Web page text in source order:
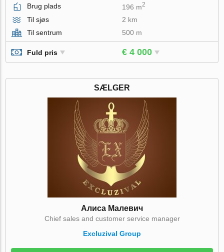
Brug plads
196 m2
Til sjøs
2 km
Til sentrum
500 m
Fuld pris € 4 000
SÆLGER
Алиса Малевич
Chief sales and customer service manager
Excluzival Group